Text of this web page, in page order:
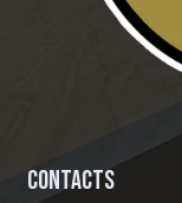
Contacts